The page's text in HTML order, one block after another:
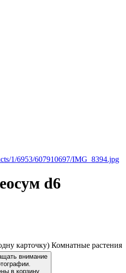
d6
карточку) Комнатные растения
внимание
в корзину